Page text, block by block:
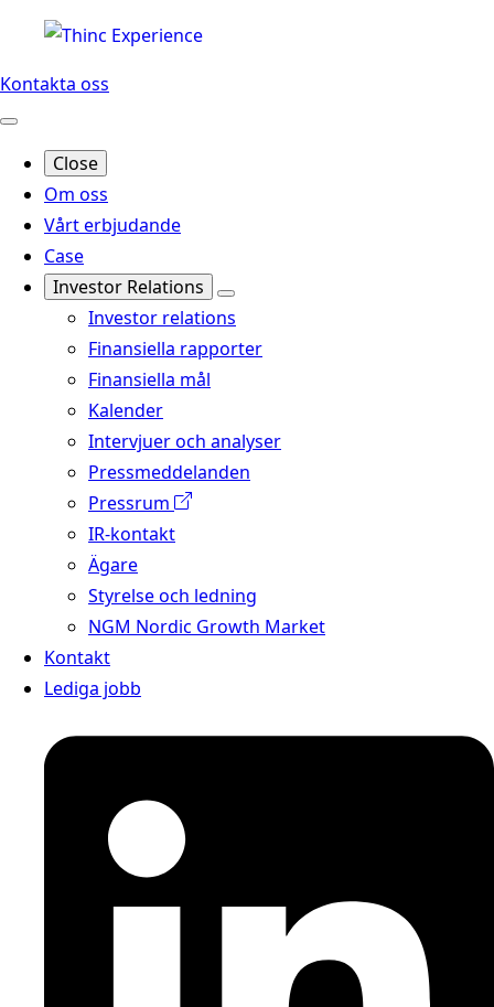
Kontakta oss
Close
Om oss
Vårt erbjudande
Case
Investor Relations
Investor relations
Finansiella rapporter
Finansiella mål
Kalender
Intervjuer och analyser
Pressmeddelanden
Pressrum
IR-kontakt
Ägare
Styrelse och ledning
NGM Nordic Growth Market
Kontakt
Lediga jobb